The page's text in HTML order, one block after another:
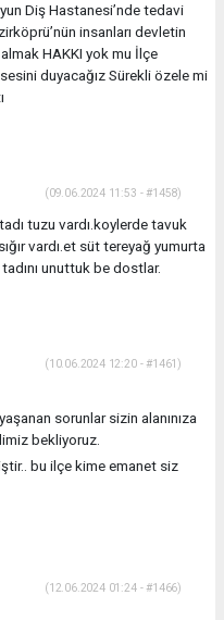
Diş Hastanesi’nde tedavi
insanları devletin
HAKKI yok mu İlçe
duyacağız Sürekli özele mi
(09.06.2024 11:53 - #1458)
tuzu vardı.koylerde tavuk
vardı.et süt tereyağ yumurta
unuttuk be dostlar.
(10.06.2024 12:20 - #1461)
sorunlar sizin alanınıza
bekliyoruz.
bu ilçe kime emanet siz
(12.06.2024 01:24 - #1466)